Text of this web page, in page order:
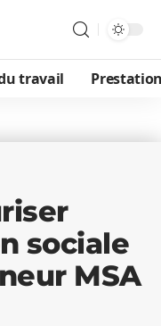
travail
sociale
MSA